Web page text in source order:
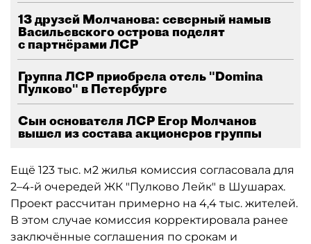
13 друзей Молчанова: северный намыв
Васильевского острова поделят
с партнёрами ЛСР
Группа ЛСР приобрела отель "Domina
Пулково" в Петербурге
Сын основателя ЛСР Егор Молчанов
вышел из состава акционеров группы
Ещё 123 тыс. м2 жилья комиссия согласовала для
2–4-й очередей ЖК "Пулково Лейк" в Шушарах.
Проект рассчитан примерно на 4,4 тыс. жителей.
В этом случае комиссия корректировала ранее
заключённые соглашения по срокам и